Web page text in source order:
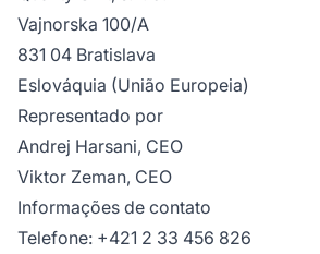
Vajnorska 100/A
831 04 Bratislava
Eslováquia (União Europeia)
Representado por
Andrej Harsani, CEO
Viktor Zeman, CEO
Informações de contato
Telefone: +421 2 33 456 826